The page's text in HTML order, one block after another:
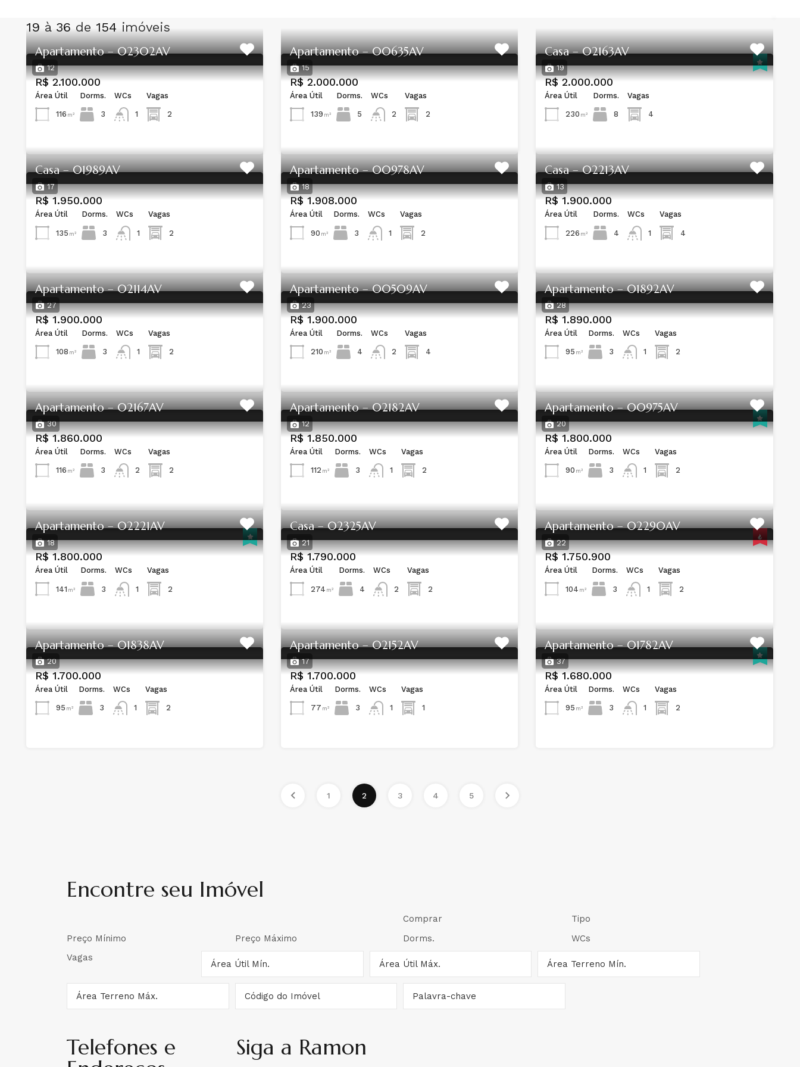
19 à 36 de 154 imóveis
12
Apartamento – 02302AV
R$ 2.100.000
Dorms.
3
WCs
1
Área Útil
116 m²
Vagas
2
15
Apartamento – 00635AV
R$ 2.000.000
Dorms.
5
WCs
2
Área Útil
139 m²
Vagas
2
19
Casa – 02163AV
R$ 2.000.000
Dorms.
8
Área Útil
230 m²
Vagas
4
17
Casa – 01989AV
R$ 1.950.000
Dorms.
3
WCs
1
Área Útil
135 m²
Vagas
2
18
Apartamento – 00978AV
R$ 1.908.000
Dorms.
3
WCs
1
Área Útil
90 m²
Vagas
2
13
Casa – 02213AV
R$ 1.900.000
Dorms.
4
WCs
1
Área Útil
226 m²
Vagas
4
27
Apartamento – 02114AV
R$ 1.900.000
Dorms.
3
WCs
1
Área Útil
108 m²
Vagas
2
23
Apartamento – 00509AV
R$ 1.900.000
Dorms.
4
WCs
2
Área Útil
210 m²
Vagas
4
28
Apartamento – 01892AV
R$ 1.890.000
Dorms.
3
WCs
1
Área Útil
95 m²
Vagas
2
30
Apartamento – 02167AV
R$ 1.860.000
Dorms.
3
WCs
2
Área Útil
116 m²
Vagas
2
12
Apartamento – 02182AV
R$ 1.850.000
Dorms.
3
WCs
1
Área Útil
112 m²
Vagas
2
20
Apartamento – 00975AV
R$ 1.800.000
Dorms.
3
WCs
1
Área Útil
90 m²
Vagas
2
18
Apartamento – 02221AV
R$ 1.800.000
Dorms.
3
WCs
1
Área Útil
141 m²
Vagas
2
21
Casa – 02325AV
R$ 1.790.000
Dorms.
4
WCs
2
Área Útil
274 m²
Vagas
2
22
Apartamento – 02290AV
R$ 1.750.900
Dorms.
3
WCs
1
Área Útil
104 m²
Vagas
2
20
Apartamento – 01838AV
R$ 1.700.000
Dorms.
3
WCs
1
Área Útil
95 m²
Vagas
2
17
Apartamento – 02152AV
R$ 1.700.000
Dorms.
3
WCs
1
Área Útil
77 m²
Vagas
1
37
Apartamento – 01782AV
R$ 1.680.000
Dorms.
3
WCs
1
Área Útil
95 m²
Vagas
2
1 2 3 4 5
Encontre seu Imóvel
Telefones e
Siga a Ramon